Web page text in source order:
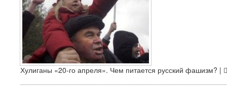
Хулиганы «20-го апреля». Чем питается русский фашизм? |